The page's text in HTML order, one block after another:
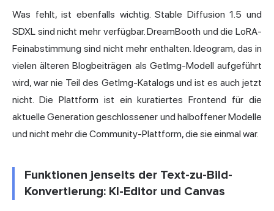
Was fehlt, ist ebenfalls wichtig. Stable Diffusion 1.5 und
SDXL sind nicht mehr verfügbar. DreamBooth und die LoRA-
Feinabstimmung sind nicht mehr enthalten. Ideogram, das in
vielen älteren Blogbeiträgen als GetImg-Modell aufgeführt
wird, war nie Teil des GetImg-Katalogs und ist es auch jetzt
nicht. Die Plattform ist ein kuratiertes Frontend für die
aktuelle Generation geschlossener und halboffener Modelle
und nicht mehr die Community-Plattform, die sie einmal war.
Funktionen jenseits der Text-zu-Bild-
Konvertierung: KI-Editor und Canvas